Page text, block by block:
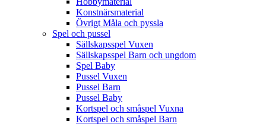
Konstnärsmaterial
Övrigt Måla och pyssla
Spel och pussel
Sällskapsspel Vuxen
Sällskapsspel Barn och ungdom
Spel Baby
Pussel Vuxen
Pussel Barn
Pussel Baby
Kortspel och småspel Vuxna
Kortspel och småspel Barn